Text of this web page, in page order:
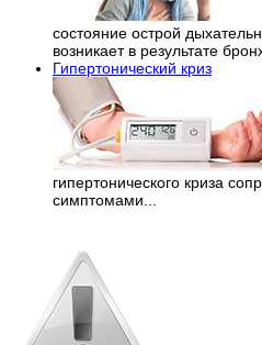
состояние острой
возникает в результате
Гипертонический криз
гипертонического криза
симптомами...